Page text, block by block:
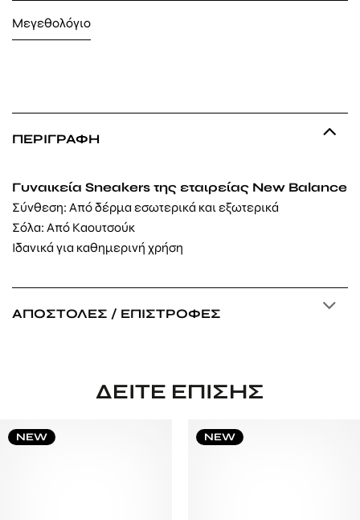
Μεγεθολόγιο
ΠΕΡΙΓΡΑΦΉ
Γυναικεία Sneakers της εταιρείας New Balance
Σύνθεση: Από δέρμα εσωτερικά και εξωτερικά
Σόλα: Από Καουτσούκ
Ιδανικά για καθημερινή χρήση
ΑΠΟΣΤΟΛΈΣ / ΕΠΙΣΤΡΟΦΈΣ
ΔΕΊΤΕ ΕΠΊΣΗΣ
NEW NEW